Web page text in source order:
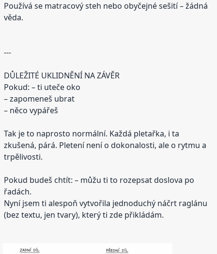
Používá se matracový steh nebo obyčejné sešití – žádná
věda.
---
DŮLEŽITÉ UKLIDNĚNÍ NA ZÁVĚR
Pokud: – ti uteče oko
– zapomeneš ubrat
– něco vypářeš
Tak je to naprosto normální. Každá pletařka, i ta
zkušená, párá. Pletení není o dokonalosti, ale o rytmu a
trpělivosti.
Pokud budeš chtít: – můžu ti to rozepsat doslova po
řadách.
Nyní jsem ti alespoň vytvořila jednoduchý náčrt raglánu
(bez textu, jen tvary), který ti zde přikládám.